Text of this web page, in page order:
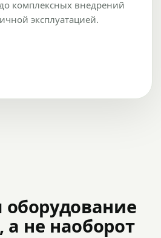
комплексных внедрений
эксплуатацией.
а не наоборот